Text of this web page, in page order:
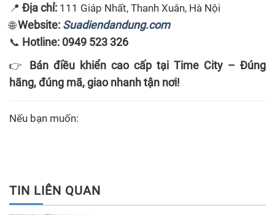
📍 Địa chỉ: 111 Giáp Nhất, Thanh Xuân, Hà Nội
🌐Website: Suadiendandung.com
📞 Hotline: 0949 523 326
👉 Bán điều khiển cao cấp tại Time City – Đúng
hãng, đúng mã, giao nhanh tận nơi!
Nếu bạn muốn:
TIN LIÊN QUAN